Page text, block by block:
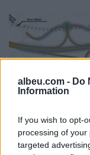
albeu.com - Do
Information
If you wish to opt-
processing of
targeted
Autostrada
lidhëse në Papër
ndërtohet në një
dytë